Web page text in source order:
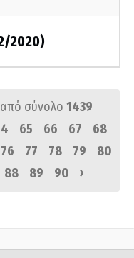
2020)
από σύνολο 1439
65 66 67
68
76 77 78 79
80
88 89 90 ›